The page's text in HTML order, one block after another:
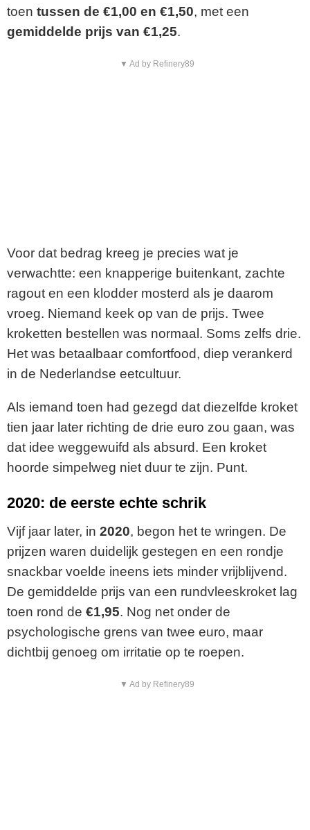
toen tussen de €1,00 en €1,50, met een
gemiddelde prijs van €1,25.
▼ Ad by Refinery89
Voor dat bedrag kreeg je precies wat je
verwachtte: een knapperige buitenkant, zachte
ragout en een klodder mosterd als je daarom
vroeg. Niemand keek op van de prijs. Twee
kroketten bestellen was normaal. Soms zelfs drie.
Het was betaalbaar comfortfood, diep verankerd
in de Nederlandse eetcultuur.
Als iemand toen had gezegd dat diezelfde kroket
tien jaar later richting de drie euro zou gaan, was
dat idee weggewuifd als absurd. Een kroket
hoorde simpelweg niet duur te zijn. Punt.
2020: de eerste echte schrik
Vijf jaar later, in 2020, begon het te wringen. De
prijzen waren duidelijk gestegen en een rondje
snackbar voelde ineens iets minder vrijblijvend.
De gemiddelde prijs van een rundvleeskroket lag
toen rond de €1,95. Nog net onder de
psychologische grens van twee euro, maar
dichtbij genoeg om irritatie op te roepen.
▼ Ad by Refinery89